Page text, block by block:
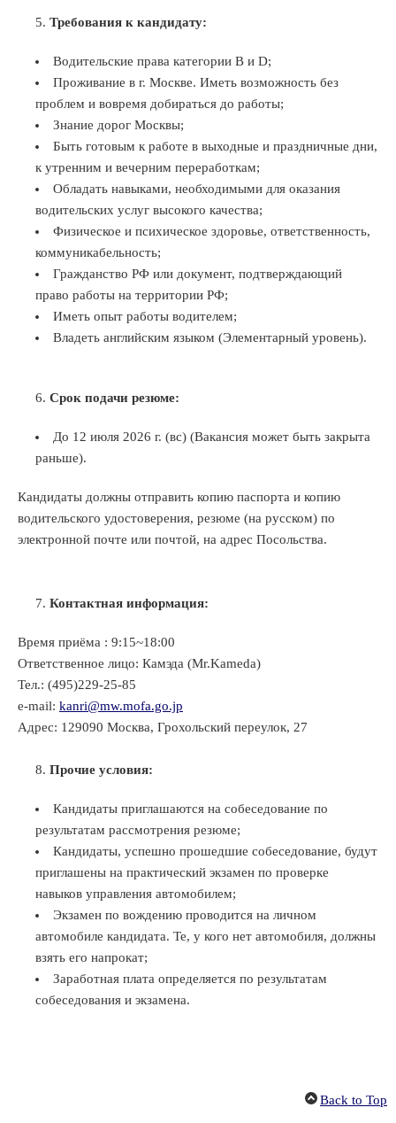
Требования к кандидату:
Водительские права категории B и D;
Проживание в г. Москве. Иметь возможность без
проблем и вовремя добираться до работы;
Знание дорог Москвы;
Быть готовым к работе в выходные и праздничные дни,
к утренним и вечерним переработкам;
Обладать навыками, необходимыми для оказания
водительских услуг высокого качества;
Физическое и психическое здоровье, ответственность,
коммуникабельность;
Гражданство РФ или документ, подтверждающий
право работы на территории РФ;
Иметь опыт работы водителем;
Владеть английским языком (Элементарный уровень).
Срок подачи резюме:
До 12 июля 2026 г. (вс) (Вакансия может быть закрыта
раньше).
Кандидаты должны отправить копию паспорта и копию
водительского удостоверения, резюме (на русском) по
электронной почте или почтой, на адрес Посольства.
Контактная информация:
Время приёма : 9:15~18:00
Ответственное лицо: Камэда (Mr.Kameda)
Тел.: (495)229-25-85
e-mail: kanri@mw.mofa.go.jp
Адрес: 129090 Москва, Грохольский переулок, 27
Прочие условия:
Кандидаты приглашаются на собеседование по
результатам рассмотрения резюме;
Кандидаты, успешно прошедшие собеседование, будут
приглашены на практический экзамен по проверке
навыков управления автомобилем;
Экзамен по вождению проводится на личном
автомобиле кандидата. Те, у кого нет автомобиля, должны
взять его напрокат;
Заработная плата определяется по результатам
собеседования и экзамена.
Back to Top